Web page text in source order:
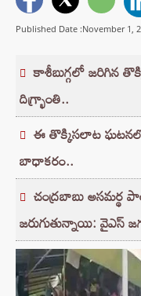
Published Date :November 1,
కాశీబుగ్గలో జరిగిన
దిగ్భ్రాంతి..
ఈ తొక్కిసలాట
బాధాకరం..
చంద్రబాబు
జరుగుతున్నాయి: వైఎస్